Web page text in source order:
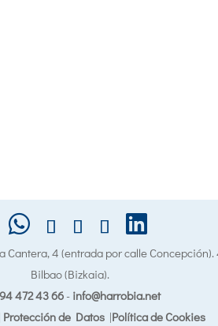
Cantera, 4 (entrada por calle
Bilbao (Bizkaia).
472 43 66- info@harrobia.net
Protección de Datos|Política de Cookies